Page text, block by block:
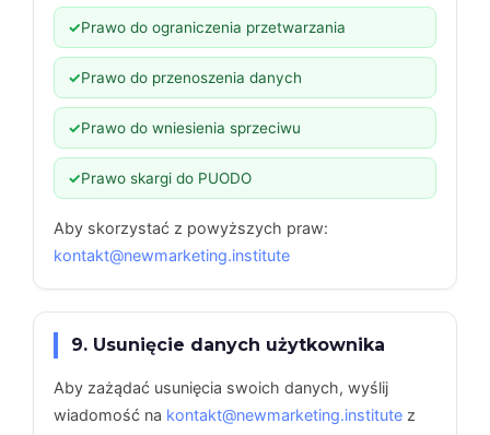
Prawo do ograniczenia przetwarzania
Prawo do przenoszenia danych
Prawo do wniesienia sprzeciwu
Prawo skargi do PUODO
Aby skorzystać z powyższych praw:
kontakt@newmarketing.institute
9. Usunięcie danych użytkownika
Aby zażądać usunięcia swoich danych, wyślij
wiadomość na kontakt@newmarketing.institute z